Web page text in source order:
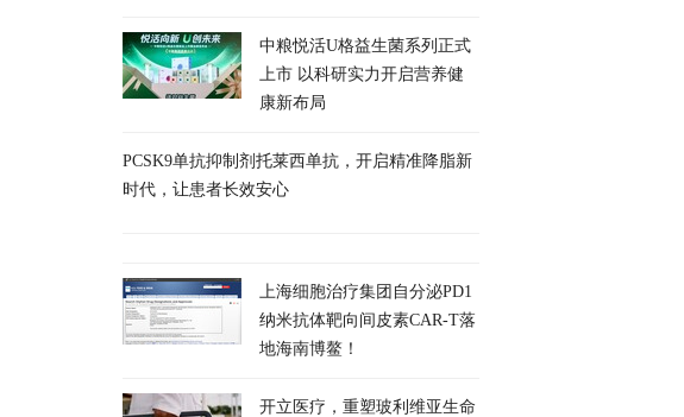
中粮悦活U格益生菌系列正式
上市 以科研实力开启营养健
康新布局
PCSK9单抗抑制剂托莱西单抗，开启精准降脂新
时代，让患者长效安心
上海细胞治疗集团自分泌PD1
纳米抗体靶向间皮素CAR-T落
地海南博鳌！
开立医疗，重塑玻利维亚生命